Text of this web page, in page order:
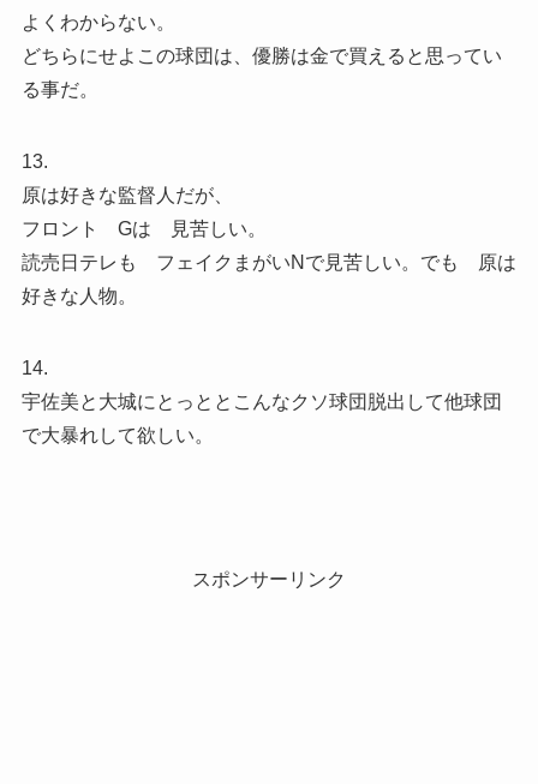
よくわからない。
どちらにせよこの球団は、優勝は金で買えると思ってい
る事だ。
13.
原は好きな監督人だが、
フロント Gは 見苦しい。
読売日テレも フェイクまがいNで見苦しい。でも 原は
好きな人物。
14.
宇佐美と大城にとっととこんなクソ球団脱出して他球団
で大暴れして欲しい。
スポンサーリンク